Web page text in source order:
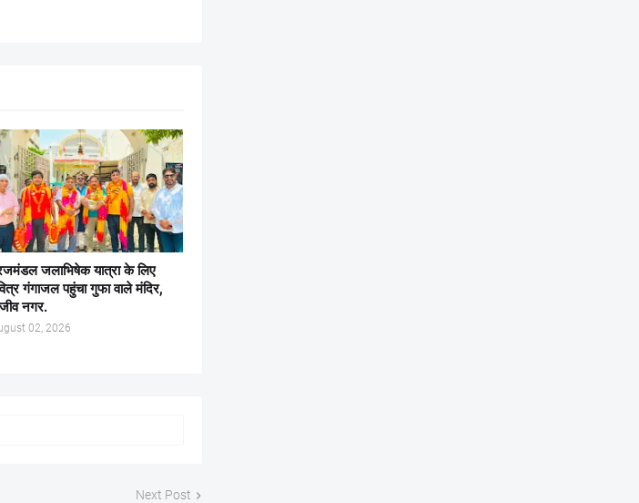
जलाभिषेक यात्रा के लिए
गंगाजल पहुंचा गुफा वाले मंदिर,
नगर.
02, 2026
Next Post